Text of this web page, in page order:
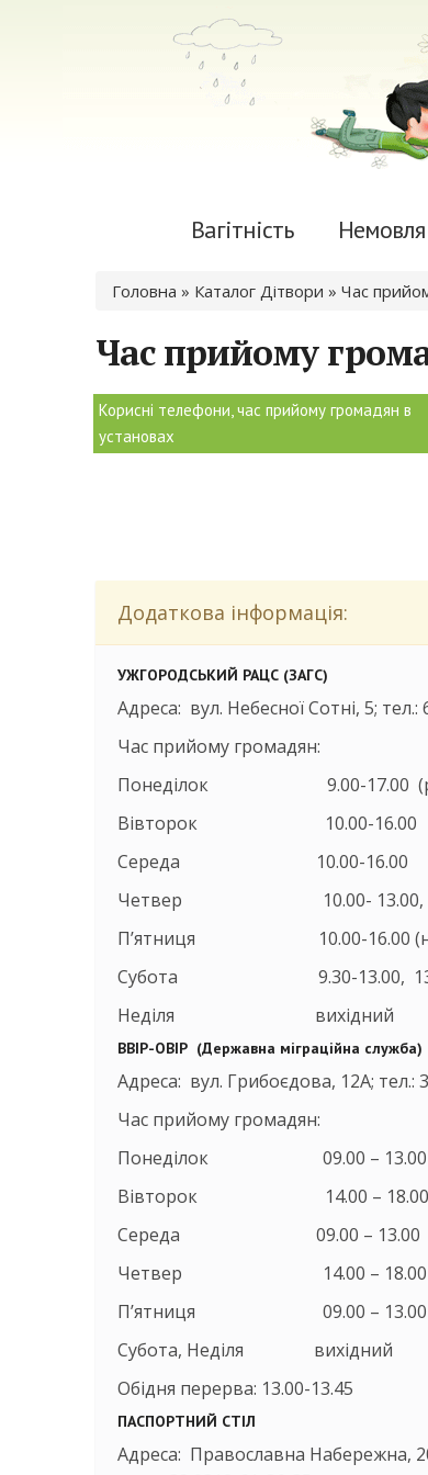
Вагітність Немовля
Ви є тут
Головна » Каталог Дітвори » Час
Час прийому
Корисні телефони, час прийому громадян в
установах
Додаткова інформація:
УЖГОРОДСЬКИЙ РАЦС (ЗАГС)
Адреса: вул. Небесної Сотні, 5; тел.:
Час прийому громадян:
Понеділок 9.00-17.00
Вівторок 10.00-16.00
Середа 10.00-16.00
Четвер 10.00- 13.00, 14.00-
П’ятниця 10.00-16.00
Субота 9.30-13.00, 13.00-
Неділя вихідний
ВВІР-ОВІР (Державна міграційна служба)
Адреса: вул. Грибоєдова, 12А; тел.:
Час прийому громадян:
Понеділок 09.00 – 13.00
Вівторок 14.00 – 18.00
Середа 09.00 – 13.00
Четвер 14.00 – 18.00
П’ятниця 09.00 – 13.00
Субота, Неділя вихідний
Обідня перерва: 13.00-13.45
ПАСПОРТНИЙ СТІЛ
Адреса: Православна Набережна,